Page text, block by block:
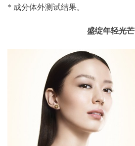
* 成分体外测试结果。
盛绽年轻光芒